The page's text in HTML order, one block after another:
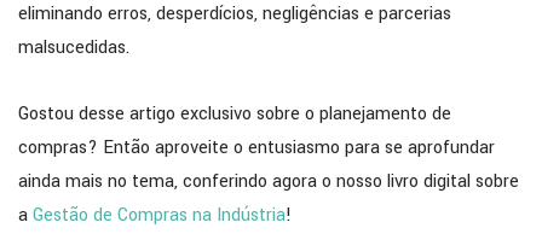
eliminando erros, desperdícios, negligências e parcerias
malsucedidas.
Gostou desse artigo exclusivo sobre o planejamento de
compras? Então aproveite o entusiasmo para se aprofundar
ainda mais no tema, conferindo agora o nosso livro digital sobre
aGestão de Compras na Indústria!